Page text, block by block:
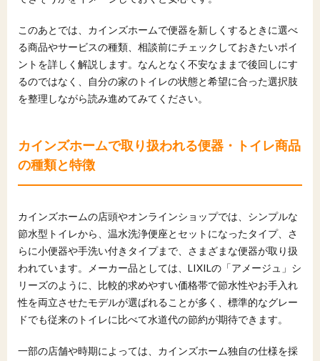
このあとでは、カインズホームで便器を新しくするときに選べ
る商品やサービスの種類、相談前にチェックしておきたいポイ
ントを詳しく解説します。なんとなく不安なままで後回しにす
るのではなく、自分の家のトイレの状態と希望に合った選択肢
を整理しながら読み進めてみてください。
カインズホームで取り扱われる便器・トイレ商品
の種類と特徴
カインズホームの店頭やオンラインショップでは、シンプルな
節水型トイレから、温水洗浄便座とセットになったタイプ、さ
らに小便器や手洗い付きタイプまで、さまざまな便器が取り扱
われています。メーカー品としては、LIXILの「アメージュ」シ
リーズのように、比較的求めやすい価格帯で節水性やお手入れ
性を両立させたモデルが選ばれることが多く、標準的なグレー
ドでも従来のトイレに比べて水道代の節約が期待できます。
一部の店舗や時期によっては、カインズホーム独自の仕様を採